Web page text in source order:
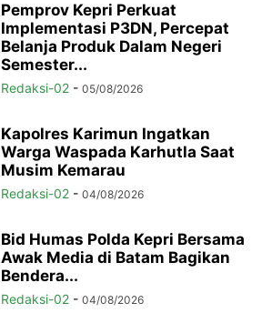
Pemprov Kepri Perkuat
Implementasi P3DN, Percepat
Belanja Produk Dalam Negeri
Semester...
Redaksi-02 - 05/08/2026
Kapolres Karimun Ingatkan
Warga Waspada Karhutla Saat
Musim Kemarau
Redaksi-02 - 04/08/2026
Bid Humas Polda Kepri Bersama
Awak Media di Batam Bagikan
Bendera...
Redaksi-02 - 04/08/2026